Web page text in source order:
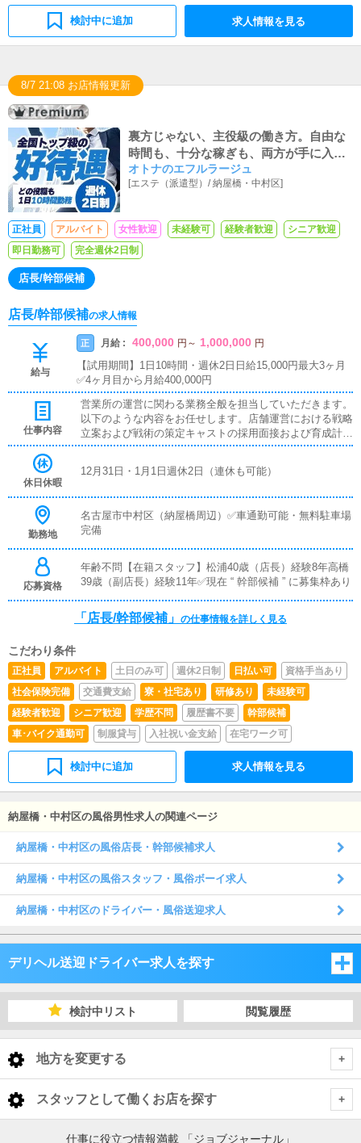
検討中に追加 求人情報を見る
8/7 21:08 お店情報更新
裏方じゃない、主役級の働き方。自由な
時間も、十分な稼ぎも、両方が手に入る
正社員募集！
オトナのエフルラージュ
[エステ（派遣型）/納屋橋・中村区]
正社員 アルバイト 女性歓迎 未経験可 経験者歓迎
シニア歓迎
即日勤務可
完全週休2日制
店長/幹部候補
店長/幹部候補の求人情報
給与
正 月給 : 400,000 円 ～ 1,000,000 円
【試用期間】1日10時間・週休2日日給15,000円最大3ヶ月
✅4ヶ月目から月給400,000円
仕事内容
営業所の運営に関わる業務全般を担当していただきます。
以下のような内容をお任せします。店舗運営における戦略
立案および戦術の策定キャストの採用面接および育成計画
の実施従業員に対する教育・指導およびマネジメント広告
上管理を含む数値目標の達成に向けた業務遂行新店舗の企
休日休暇
12月31日・1月1日週休2日（連休も可能）
勤務地
名古屋市中村区（納屋橋周辺）✅車通勤可能・無料駐車場
完備
応募資格
年齢不問【在籍スタッフ】松浦40歳（店長）経験8年高橋
39歳（副店長）経験11年✅現在 “ 幹部候補 ” に募集枠あり
「店長/幹部候補」 の仕事情報を詳しく見る
こだわり条件
正社員 アルバイト 土日のみ可 週休2日制 日払い可
資格手当あり
社会保険完備
交通費支給 寮・社宅あり 研修あり
未経験可
経験者歓迎
シニア歓迎 学歴不問 履歴書不要
幹部候補
車･バイク通勤可
制服貸与 入社祝い金支給 在宅ワーク可
検討中に追加 求人情報を見る
納屋橋・中村区の風俗男性求人の関連ページ
納屋橋・中村区の風俗店長・幹部候補求人
納屋橋・中村区の風俗スタッフ・風俗ボーイ求人
納屋橋・中村区のドライバー・風俗送迎求人
デリヘル送迎ドライバー求人を探す
愛知県
検討中リスト 閲覧履歴
地方を変更する
< 全国トップ
北海道 男性高収入
スタッフとして働くお店を探す
愛知県仕事に役立つ情報満載 「ジョブジャーナル」